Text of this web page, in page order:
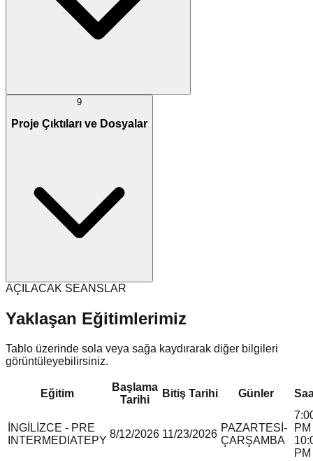
9
Proje Çıktıları ve Dosyalar
AÇILACAK SEANSLAR
Yaklaşan Eğitimlerimiz
Tablo üzerinde sola veya sağa kaydırarak diğer bilgileri
görüntüleyebilirsiniz.
Eğitim
Başlama
Tarihi
Bitiş Tarihi Günler
İNGİLİZCE - PRE
INTERMEDIATEPY
8/12/2026 11/23/2026
PAZARTESİ-
ÇARŞAMBA
PM
PM